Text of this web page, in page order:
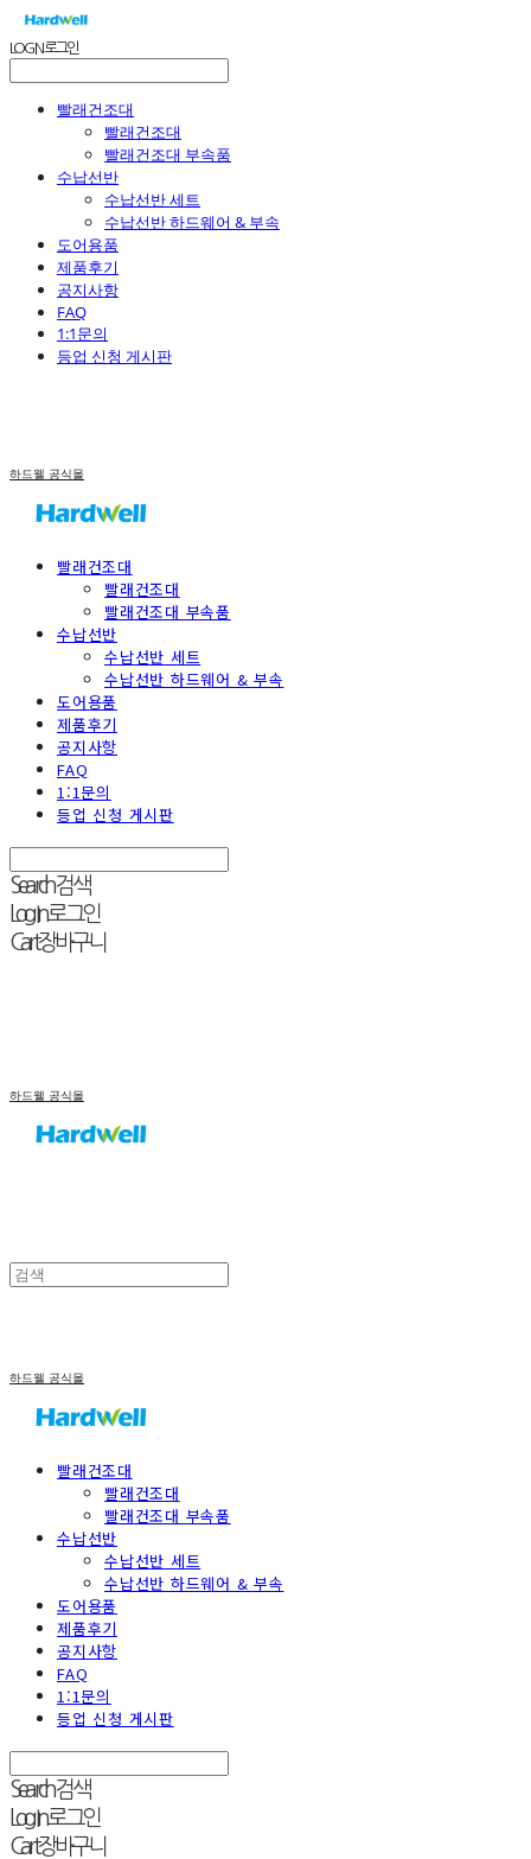
LOG IN로그인
빨래건조대
빨래건조대
빨래건조대 부속품
수납선반
수납선반 세트
수납선반 하드웨어 & 부속
도어용품
제품후기
공지사항
FAQ
1:1문의
등업 신청 게시판
하드웰 공식몰
빨래건조대
빨래건조대
빨래건조대 부속품
수납선반
수납선반 세트
수납선반 하드웨어 & 부속
도어용품
제품후기
공지사항
FAQ
1:1문의
등업 신청 게시판
Search검색
Log In로그인
Cart장바구니
하드웰 공식몰
하드웰 공식몰
빨래건조대
빨래건조대
빨래건조대 부속품
수납선반
수납선반 세트
수납선반 하드웨어 & 부속
도어용품
제품후기
공지사항
FAQ
1:1문의
등업 신청 게시판
Search검색
Log In로그인
Cart장바구니